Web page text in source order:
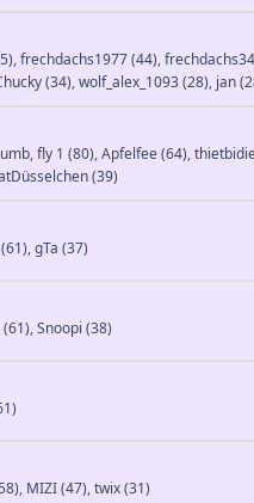
,frechdachs1977(44),frechdachs34
(34),wolf_alex_1093(28), jan
,fly 1 (80),Apfelfee(64),
(39)
(61),gTa (37)
(61),Snoopi (38)
, MIZI(47),twix(31)